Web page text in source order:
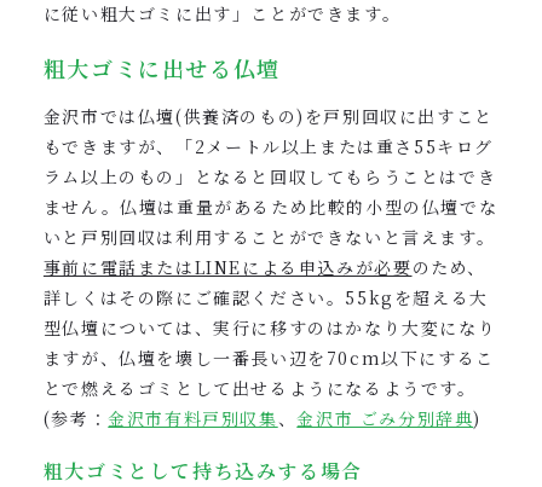
に従い粗大ゴミに出す」ことができます。
粗大ゴミに出せる仏壇
金沢市では仏壇(供養済のもの)を戸別回収に出すこと
もできますが、「2メートル以上または重さ55キログ
ラム以上のもの」となると回収してもらうことはでき
ません。仏壇は重量があるため比較的小型の仏壇でな
いと戸別回収は利用することができないと言えます。
事前に電話またはLINEによる申込みが必要のため、
詳しくはその際にご確認ください。55kgを超える大
型仏壇については、実行に移すのはかなり大変になり
ますが、仏壇を壊し一番長い辺を70cm以下にするこ
とで燃えるゴミとして出せるようになるようです。
(参考：金沢市有料戸別収集、金沢市 ごみ分別辞典)
粗大ゴミとして持ち込みする場合